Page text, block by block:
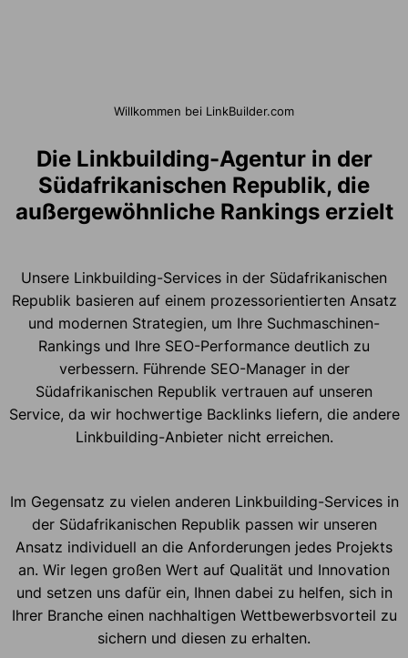
Willkommen bei LinkBuilder.com
Die Linkbuilding-Agentur in der
Südafrikanischen Republik, die
außergewöhnliche Rankings erzielt
Unsere Linkbuilding-Services in der Südafrikanischen
Republik basieren auf einem prozessorientierten Ansatz
und modernen Strategien, um Ihre Suchmaschinen-
Rankings und Ihre SEO-Performance deutlich zu
verbessern. Führende SEO-Manager in der
Südafrikanischen Republik vertrauen auf unseren
Service, da wir hochwertige Backlinks liefern, die andere
Linkbuilding-Anbieter nicht erreichen.
Im Gegensatz zu vielen anderen Linkbuilding-Services in
der Südafrikanischen Republik passen wir unseren
Ansatz individuell an die Anforderungen jedes Projekts
an. Wir legen großen Wert auf Qualität und Innovation
und setzen uns dafür ein, Ihnen dabei zu helfen, sich in
Ihrer Branche einen nachhaltigen Wettbewerbsvorteil zu
sichern und diesen zu erhalten.